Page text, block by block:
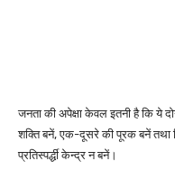
जनता की अपेक्षा केवल इतनी है कि ये
शक्ति बनें, एक-दूसरे की पूरक बनें तथा
प्रतिस्पर्द्धी केन्द्र न बनें।